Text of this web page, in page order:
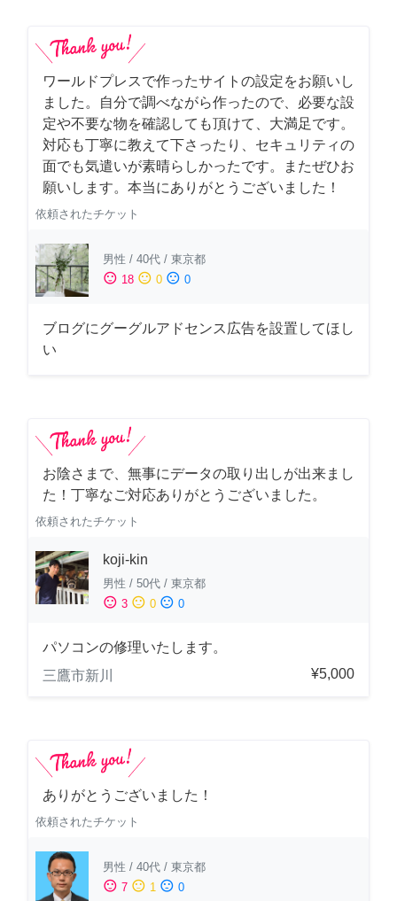
ワールドプレスで作ったサイトの設定をお願いし
ました。自分で調べながら作ったので、必要な設
定や不要な物を確認しても頂けて、大満足です。
対応も丁寧に教えて下さったり、セキュリティの
面でも気遣いが素晴らしかったです。またぜひお
願いします。本当にありがとうございました！
依頼されたチケット
男性 / 40代 / 東京都
sentiment_satisfied 18 sentiment_neutral 0 sentiment_dissatisfied 0
ブログにグーグルアドセンス広告を設置してほし
い
お陰さまで、無事にデータの取り出しが出来まし
た！丁寧なご対応ありがとうございました。
依頼されたチケット
koji-kin
男性 / 50代 / 東京都
sentiment_satisfied 3 sentiment_neutral 0 sentiment_dissatisfied 0
パソコンの修理いたします。
三鷹市新川
¥5,000
ありがとうございました！
依頼されたチケット
男性 / 40代 / 東京都
sentiment_satisfied 7 sentiment_neutral 1 sentiment_dissatisfied 0